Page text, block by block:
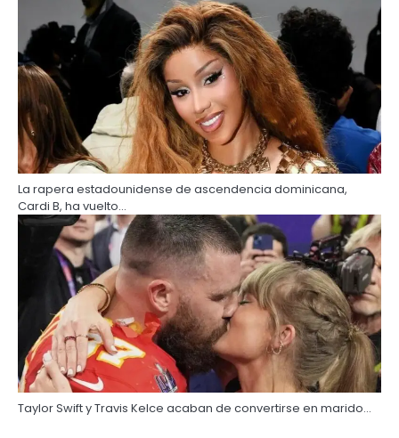
La rapera estadounidense de ascendencia dominicana,
Cardi B, ha vuelto…
Taylor Swift y Travis Kelce acaban de convertirse en marido…